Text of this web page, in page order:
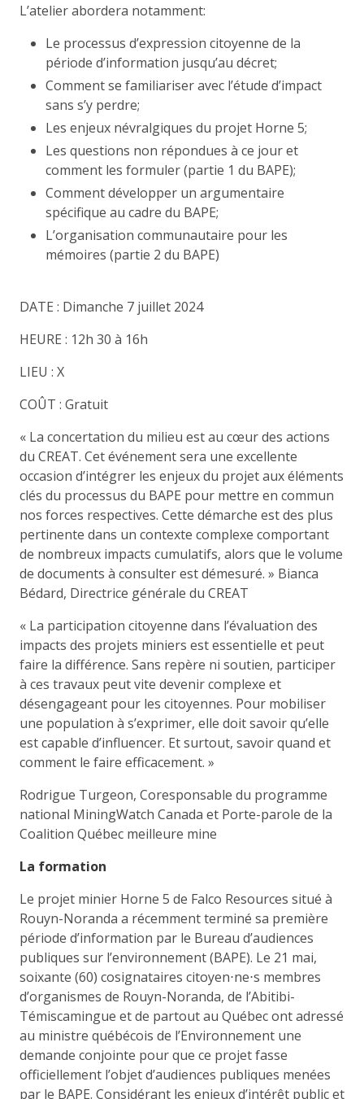
L’atelier abordera notamment:
Le processus d’expression citoyenne de la
période d’information jusqu’au décret;
Comment se familiariser avec l’étude d’impact
sans s’y perdre;
Les enjeux névralgiques du projet Horne 5;
Les questions non répondues à ce jour et
comment les formuler (partie 1 du BAPE);
Comment développer un argumentaire
spécifique au cadre du BAPE;
L’organisation communautaire pour les
mémoires (partie 2 du BAPE)
DATE : Dimanche 7 juillet 2024
HEURE : 12h 30 à 16h
LIEU : X
COÛT : Gratuit
« La concertation du milieu est au cœur des actions
du CREAT. Cet événement sera une excellente
occasion d’intégrer les enjeux du projet aux éléments
clés du processus du BAPE pour mettre en commun
nos forces respectives. Cette démarche est des plus
pertinente dans un contexte complexe comportant
de nombreux impacts cumulatifs, alors que le volume
de documents à consulter est démesuré. » Bianca
Bédard, Directrice générale du CREAT
« La participation citoyenne dans l’évaluation des
impacts des projets miniers est essentielle et peut
faire la différence. Sans repère ni soutien, participer
à ces travaux peut vite devenir complexe et
désengageant pour les citoyennes. Pour mobiliser
une population à s’exprimer, elle doit savoir qu’elle
est capable d’influencer. Et surtout, savoir quand et
comment le faire efficacement. »
Rodrigue Turgeon, Coresponsable du programme
national MiningWatch Canada et Porte-parole de la
Coalition Québec meilleure mine
La formation
Le projet minier Horne 5 de Falco Resources situé à
Rouyn-Noranda a récemment terminé sa première
période d’information par le Bureau d’audiences
publiques sur l’environnement (BAPE). Le 21 mai,
soixante (60) cosignataires citoyen⋅ne⋅s membres
d’organismes de Rouyn-Noranda, de l’Abitibi-
Témiscamingue et de partout au Québec ont adressé
au ministre québécois de l’Environnement une
demande conjointe pour que ce projet fasse
officiellement l’objet d’audiences publiques menées
par le BAPE. Considérant les enjeux d’intérêt public et